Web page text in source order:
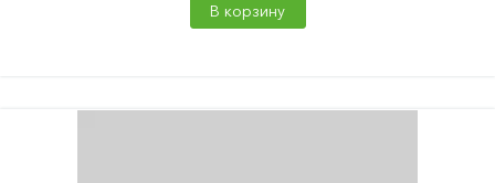
В корзину